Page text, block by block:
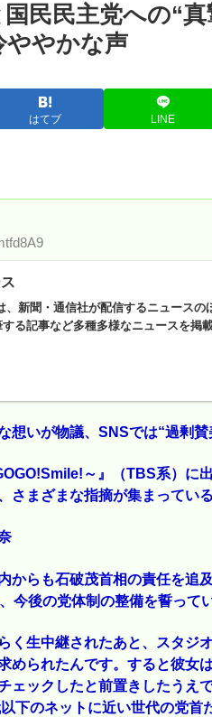
民民主党への“
やかな声
はてブ LINE
、新聞・通信社が配信するニュースの
る記事など多種多様なニュースを掲載
想いが物議、SNSでは“過剰
～』（TBS系）に
まざまな指摘が集まっている
らも石破茂首相の責任を追
今後の党体制の整備を誓ってい
く生中継されたあと、スタジ
められたんです。すると彼女
ェックしたと前置きしたうえ
下のネットに近い世代の党首